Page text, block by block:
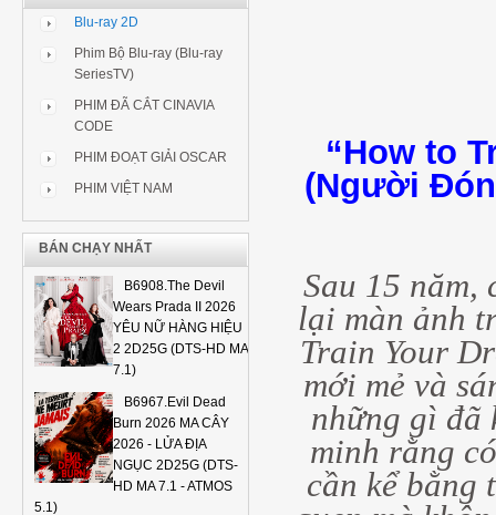
Blu-ray 2D
Phim Bộ Blu-ray (Blu-ray
SeriesTV)
PHIM ĐÃ CẮT CINAVIA
CODE
PHIM ĐOẠT GIẢI OSCAR
PHIM VIỆT NAM
BÁN CHẠY NHẤT
B6908.The Devil
Wears Prada II 2026
YÊU NỮ HÀNG HIỆU
2 2D25G (DTS-HD MA
7.1)
B6967.Evil Dead
Burn 2026 MA CÂY
2026 - LỬA ĐỊA
NGỤC 2D25G (DTS-
HD MA 7.1 - ATMOS
5.1)
“How to
(Người
Sau 15 năm,
lại màn ảnh
Train Your
mới mẻ và
những gì đã
minh rằng
cần kể bằng